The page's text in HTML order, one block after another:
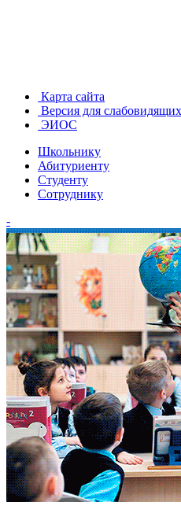
Карта сайта
Версия для слабовидящих
ЭИОС
Школьнику
Абитуриенту
Студенту
Сотруднику
-